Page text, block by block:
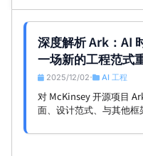
深度解析 Ark：AI
一场新的工程范式
2025/12/02 • AI 工程
对 McKinsey 开源项目
面、设计范式、与其他